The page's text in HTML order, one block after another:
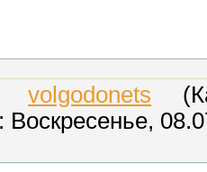
volgodonets
Воскресенье,